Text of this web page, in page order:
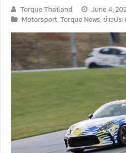
Torque Thailand
June 4,
Motorsport,Torque News,ข่าวปร